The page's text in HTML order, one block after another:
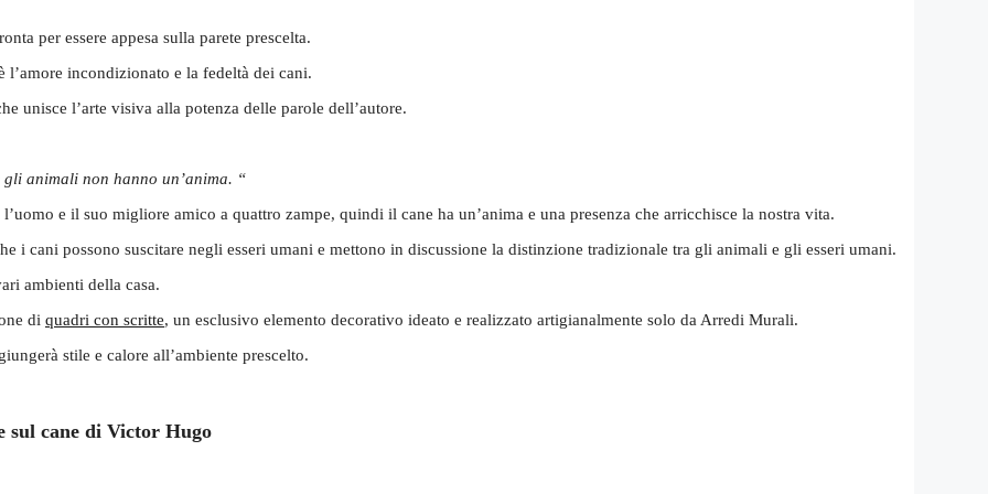
per essere appesa sulla parete prescelta.
l’amore incondizionato e la fedeltà dei cani.
unisce l’arte visiva alla potenza delle parole dell’autore.
animali non hanno un’anima. “
e il suo migliore amico a quattro zampe, quindi il cane ha un’anima e una presenza che arricchisce la nostra vita.
i cani possono suscitare negli esseri umani e mettono in discussione la distinzione tradizionale tra gli animali e gli esseri umani.
ambienti della casa.
di quadri con scritte, un esclusivo elemento decorativo ideato e realizzato artigianalmente solo da Arredi Murali.
stile e calore all’ambiente prescelto.
sul cane di Victor Hugo